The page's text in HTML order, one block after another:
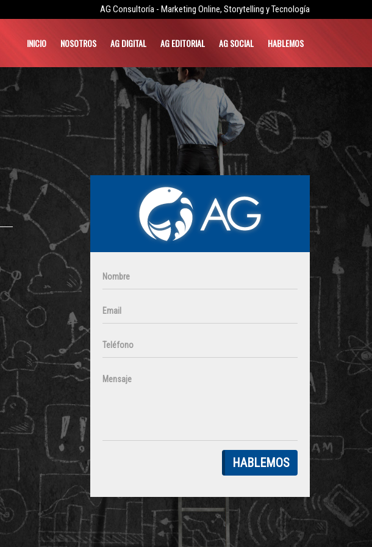
AG Consultoría - Marketing Online, Storytelling y Tecnología
INICIO NOSOTROS AG DIGITAL AG EDITORIAL AG SOCIAL HABLEMOS